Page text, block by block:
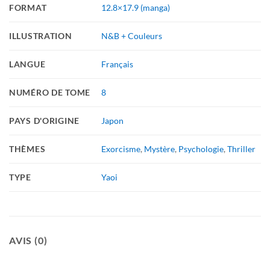
FORMAT 12.8×17.9 (manga)
ILLUSTRATION N&B + Couleurs
LANGUE Français
NUMÉRO DE TOME 8
PAYS D'ORIGINE Japon
THÈMES Exorcisme, Mystère, Psychologie,Thriller
TYPE Yaoi
AVIS (0)